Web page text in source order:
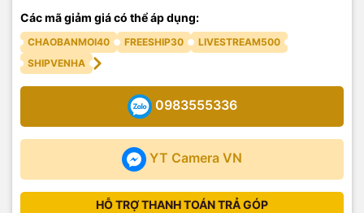
Các mã giảm giá có thể áp dụng:
CHAOBANMOI40 FREESHIP30
LIVESTREAM500
SHIPVENHA
YT Camera VN
0983555336
HỖ TRỢ THANH TOÁN TRẢ GÓP